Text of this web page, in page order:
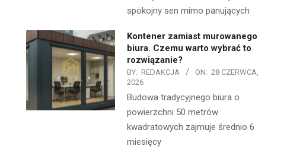
spokojny sen mimo panujących
Kontener zamiast murowanego
biura. Czemu warto wybrać to
rozwiązanie?
BY: REDAKCJA ON: 28 CZERWCA,
2026
Budowa tradycyjnego biura o
powierzchni 50 metrów
kwadratowych zajmuje średnio 6
miesięcy